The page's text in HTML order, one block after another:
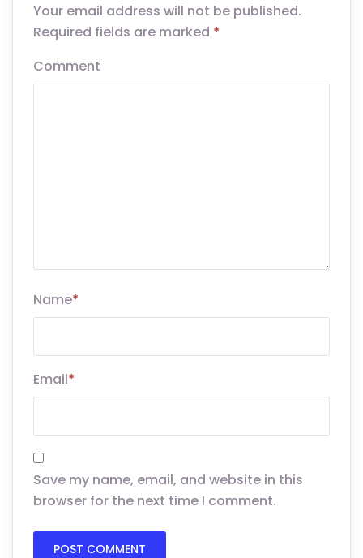
Your email address will not be published.
Required fields are marked *
Comment
Name*
Email*
Save my name, email, and website in this
browser for the next time I comment.